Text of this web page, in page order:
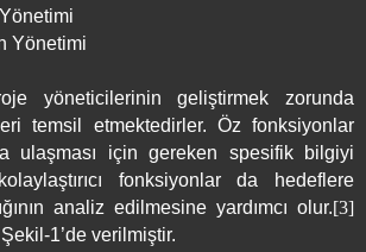
Yönetimi
yöneticilerinin geliştirmek zorunda
temsil etmektedirler. Öz fonksiyonlar
ulaşması için gereken spesifik bilgiyi
fonksiyonlar da hedeflere
analiz edilmesine yardımcı olur.[3]
1’de verilmiştir.